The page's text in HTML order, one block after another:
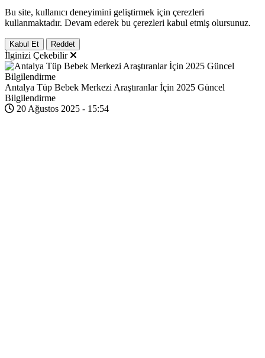
Bu site, kullanıcı deneyimini geliştirmek için çerezleri
kullanmaktadır. Devam ederek bu çerezleri kabul etmiş olursunuz.
Kabul Et Reddet
İlginizi Çekebilir
Antalya Tüp Bebek Merkezi Araştıranlar İçin 2025 Güncel
Bilgilendirme
20 Ağustos 2025 - 15:54